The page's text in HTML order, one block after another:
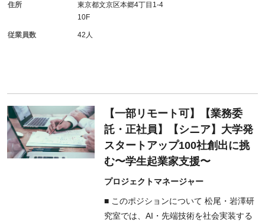
【一部リモート可】【業務委
託・正社員】【シニア】大学発
スタートアップ100社創出に挑
む〜学生起業家支援〜
プロジェクトマネージャー
■ このポジションについて 松尾・岩澤研
究室では、AI・先端技術を社会実装する
住所
東京都文京区本郷4丁目1-4
10F
従業員数 42人